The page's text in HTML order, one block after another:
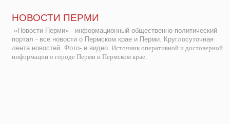
НОВОСТИ ПЕРМИ
«Новости Перми» - информационный общественно-политический
портал - все новости о Пермском крае и Перми. Круглосуточная
лента новостей. Фото- и видео. Источник оперативной и достоверной
информации о городе Перми и Пермском крае.